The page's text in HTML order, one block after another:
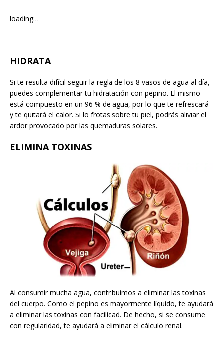
loading…
HIDRATA
Si te resulta difícil seguir la regla de los 8 vasos de agua al día,
puedes complementar tu hidratación con pepino. El mismo
está compuesto en un 96 % de agua, por lo que te refrescará
y te quitará el calor. Si lo frotas sobre tu piel, podrás aliviar el
ardor provocado por las quemaduras solares.
ELIMINA TOXINAS
Al consumir mucha agua, contribuimos a eliminar las toxinas
del cuerpo. Como el pepino es mayormente líquido, te ayudará
a eliminar las toxinas con facilidad. De hecho, si se consume
con regularidad, te ayudará a eliminar el cálculo renal.